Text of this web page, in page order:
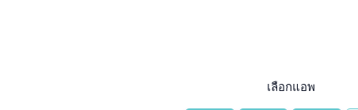
เลือกแอพ